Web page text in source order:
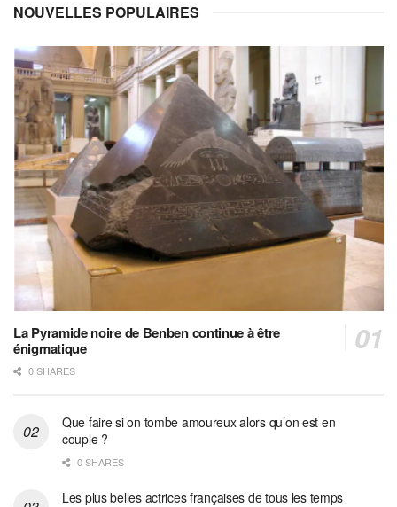
NOUVELLES POPULAIRES
La Pyramide noire de Benben continue à être
énigmatique
0 SHARES
Que faire si on tombe amoureux alors qu’on est en
couple ?
0 SHARES
Les plus belles actrices françaises de tous les temps